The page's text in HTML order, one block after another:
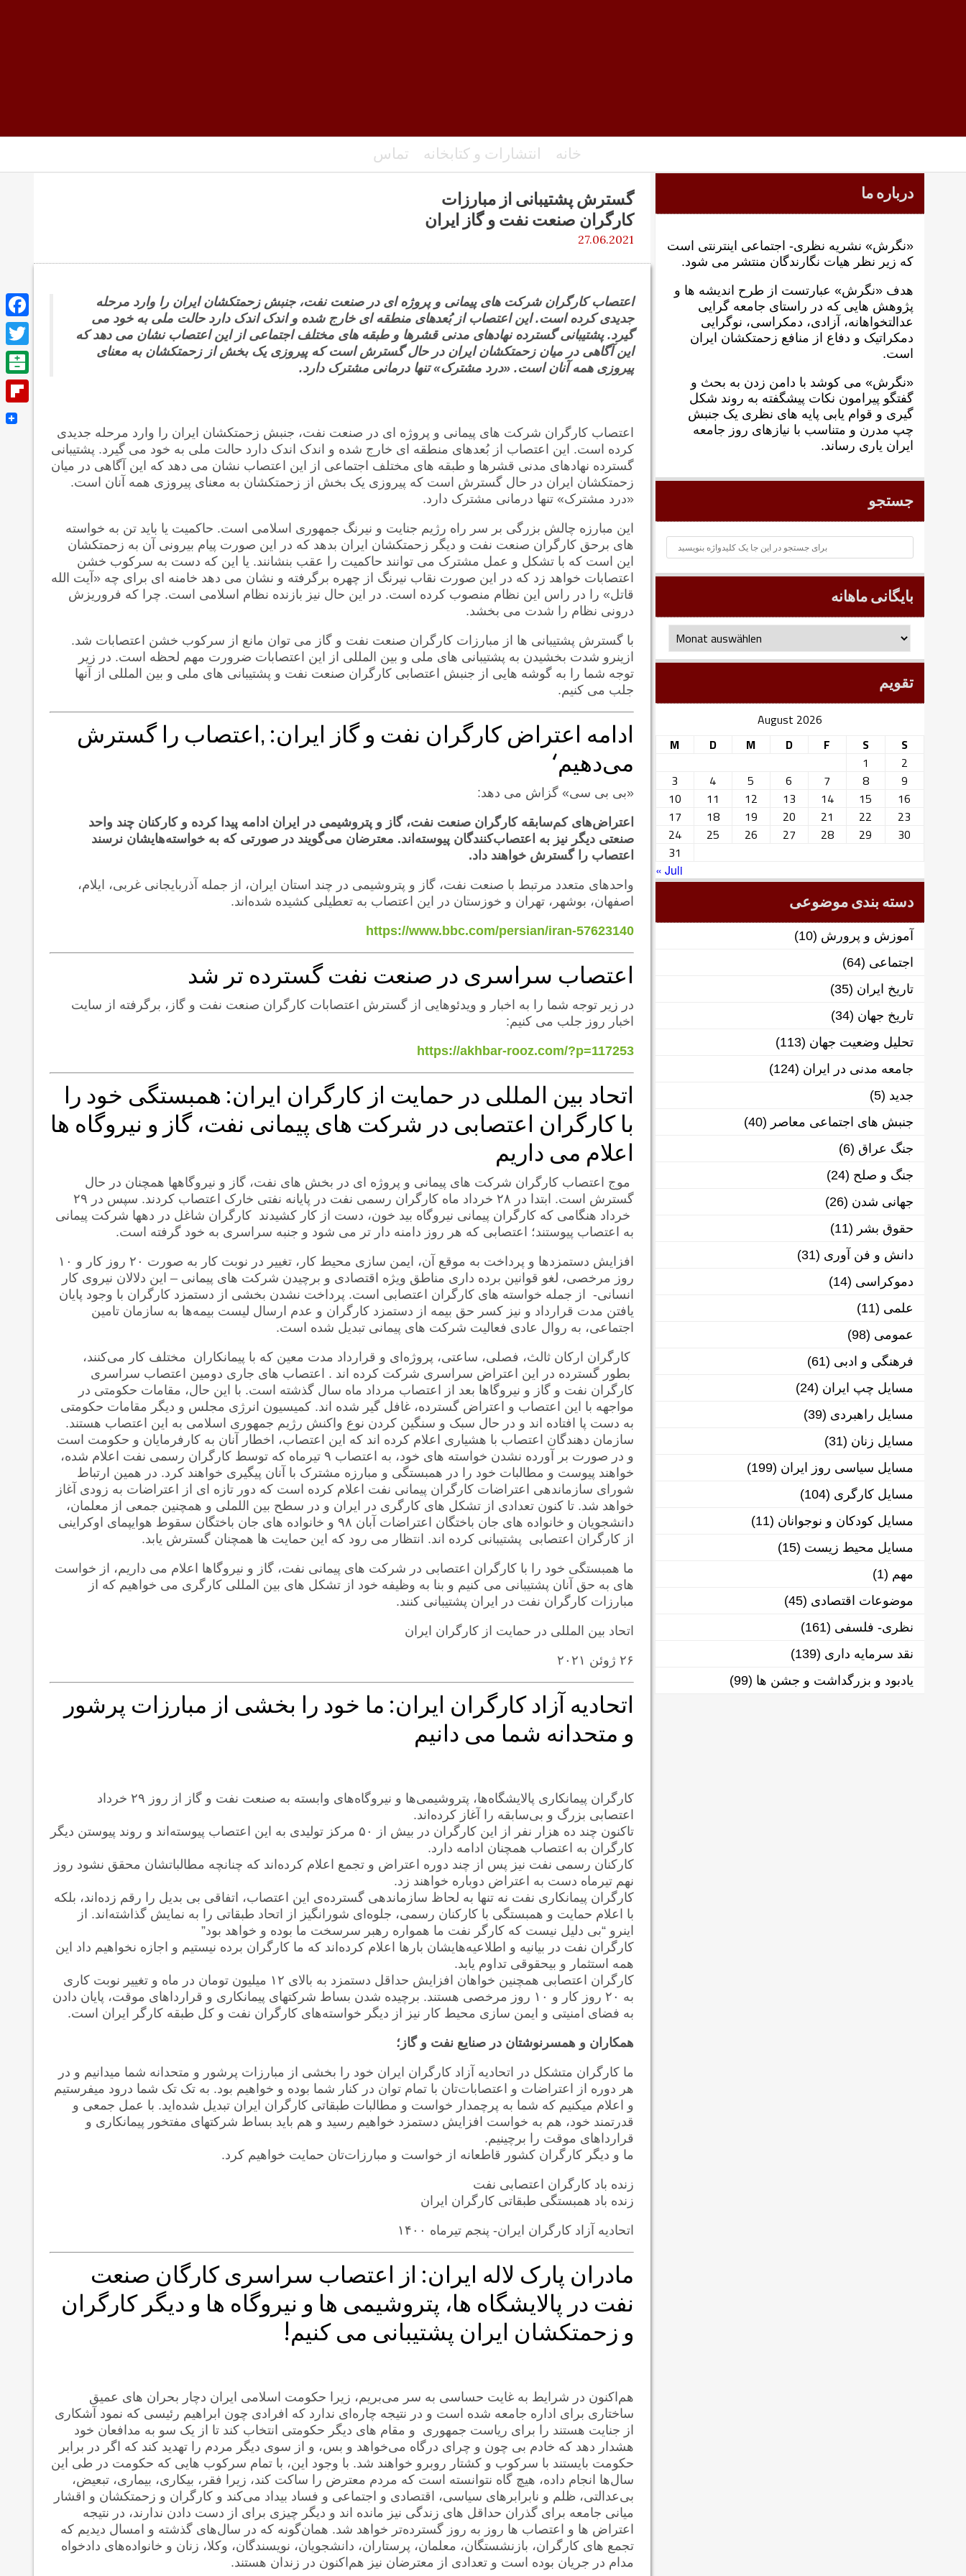
تماس انتشارات و کتابخانه خانه
گسترش پشتیبانی از مبارزات
کارگران صنعت نفت و گاز ایران
27.06.2021
اعتصاب کارگران شرکت های پیمانی و پروژه ای در صنعت نفت، جنبش زحمتکشان ایران را وارد مرحله
جدیدی کرده است. این اعتصاب از بُعدهای منطقه ای خارج شده و اندک اندک دارد حالت ملی به خود می
گیرد. پشتیبانی گسترده نهادهای مدنی قشرها و طبقه های مختلف اجتماعی از این اعتصاب نشان می دهد که
این آگاهی در میان زحمتکشان ایران در حال گسترش است که پیروزی یک بخش از زحمتکشان به معنای
پیروزی همه آنان است. «درد مشترک» تنها درمانی مشترک دارد.
اعتصاب کارگران شرکت های پیمانی و پروژه ای در صنعت نفت، جنبش زحمتکشان ایران را وارد مرحله جدیدی
کرده است. این اعتصاب از بُعدهای منطقه ای خارج شده و اندک اندک دارد حالت ملی به خود می گیرد. پشتیبانی
گسترده نهادهای مدنی قشرها و طبقه های مختلف اجتماعی از این اعتصاب نشان می دهد که این آگاهی در میان
زحمتکشان ایران در حال گسترش است که پیروزی یک بخش از زحمتکشان به معنای پیروزی همه آنان است.
«درد مشترک» تنها درمانی مشترک دارد.
این مبارزه چالش بزرگی بر سر راه رژیم جنایت و نیرنگ جمهوری اسلامی است. حاکمیت یا باید تن به خواسته
های برحق کارگران صنعت نفت و دیگر زحمتکشان ایران بدهد که در این صورت پیام بیرونی آن به زحمتکشان
این است که با تشکل و عمل مشترک می توانند حاکمیت را عقب بنشانند. یا این که دست به سرکوب خشن
اعتصابات خواهد زد که در این صورت نقاب نیرنگ از چهره برگرفته و نشان می دهد خامنه ای برای چه «آیت الله
قاتل» را در راس این نظام منصوب کرده است. در این حال نیز بازنده نظام اسلامی است. چرا که فروریزش
درونی نظام را شدت می بخشد.
با گسترش پشتیبانی ها از مبارزات کارگران صنعت نفت و گاز می توان مانع از سرکوب خشن اعتصابات شد.
ازینرو شدت بخشیدن به پشتیبانی های ملی و بین المللی از این اعتصابات ضرورت مهم لحظه است. در زیر
توجه شما را به گوشه هایی از جنبش اعتصابی کارگران صنعت نفت و پشتیبانی های ملی و بین المللی از آنها
جلب می کنیم.
ادامه اعتراض کارگران نفت و گاز ایران: ‚اعتصاب را گسترش
می‌دهیم‘
«بی بی سی» گزاش می دهد:
اعتراض‌های کم‌سابقه کارگران صنعت نفت، گاز و پتروشیمی در ایران ادامه پیدا کرده و کارکنان چند واحد
صنعتی دیگر نیز به اعتصاب‌کنندگان پیوسته‌اند. معترضان می‌گویند در صورتی که به خواسته‌هایشان نرسند
اعتصاب را گسترش خواهند داد.
واحدهای متعدد مرتبط با صنعت نفت، گاز و پتروشیمی در چند استان‌ ایران، از جمله آذربایجانی غربی، ایلام،
اصفهان، بوشهر، تهران و خوزستان در این اعتصاب به تعطیلی کشیده شده‌اند.
https://www.bbc.com/persian/iran-57623140
اعتصاب سراسری در صنعت نفت گسترده تر شد
در زیر توجه شما را به اخبار و ویدئوهایی از گسترش اعتصابات کارگران صنعت نفت و گاز، برگرفته از سایت
اخبار روز جلب می کنیم:
https://akhbar-rooz.com/?p=117253
اتحاد بین المللی در حمایت از کارگران ایران: همبستگی خود را
با کارگران اعتصابی در شرکت های پیمانی نفت، گاز و نیروگاه ها
اعلام می داریم
موج اعتصاب کارگران شرکت های پیمانی و پروژه ای در بخش های نفت، گاز و نیروگاهها همچنان در حال
گسترش است. ابتدا در ۲۸ خرداد ماه کارگران رسمی نفت در پایانه نفتی خارک اعتصاب کردند. سپس در ۲۹
خرداد هنگامی که کارگران پیمانی نیروگاه بید خون، دست از کار کشیدند کارگران شاغل در دهها شرکت پیمانی
به اعتصاب پیوستند؛ اعتصابی که هر روز دامنه دار تر می شود و جنبه سراسری به خود گرفته است.
افزایش دستمزدها و پرداخت به موقع آن، ایمن سازی محیط کار، تغییر در نوبت کار به صورت ۲۰ روز کار و ۱۰
روز مرخصی، لغو قوانین برده داری مناطق ویژه اقتصادی و برچیدن شرکت های پیمانی – این دلالان نیروی کار
انسانی- از جمله خواسته های کارگران اعتصابی است. پرداخت نشدن بخشی از دستمزد کارگران با وجود پایان
یافتن مدت قرارداد و نیز کسر حق بیمه از دستمزد کارگران و عدم ارسال لیست بیمه‌ها به سازمان تامین
اجتماعی، به روال عادی فعالیت شرکت های پیمانی تبدیل شده است.
کارگران ارکان ثالث، فصلی، ساعتی، پروژه‌ای و قرارداد مدت معین که با پیمانکاران مختلف کار می‌کنند،
بطور گسترده در این اعتراض سراسری شرکت کرده اند . اعتصاب های جاری دومین اعتصاب سراسری
کارگران نفت و گاز و نیروگاها بعد از اعتصاب مرداد ماه سال گذشته است. با این حال، مقامات حکومتی در
مواجهه با این اعتصاب و اعتراض گسترده، غافل گیر شده اند. کمیسیون انرژی مجلس و دیگر مقامات حکومتی
به دست پا افتاده اند و در حال سبک و سنگین کردن نوع واکنش رژیم جمهوری اسلامی به این اعتصاب هستند.
سازمان دهندگان اعتصاب با هشیاری اعلام کرده اند که این اعتصاب، اخطار آنان به کارفرمایان و حکومت است
و در صورت بر آورده نشدن خواسته های خود، به اعتصاب ۹ تیرماه که توسط کارگران رسمی نفت اعلام شده،
خواهند پیوست و مطالبات خود را در همبستگی و مبارزه مشترک با آنان پیگیری خواهند کرد. در همین ارتباط
شورای سازماندهی اعتراضات کارگران پیمانی نفت اعلام کرده است که دور تازه ای از اعتراضات به زودی آغاز
خواهد شد. تا کنون تعدادی از تشکل های کارگری در ایران و در سطح بین اللملی و همچنین جمعی از معلمان،
دانشجویان و خانواده های جان باختگان اعتراضات آبان ۹۸ و خانواده های جان باختگان سقوط هوایپمای اوکراینی
از کارگران اعتصابی پشتیبانی کرده اند. انتظار می رود که این حمایت ها همچنان گسترش یابد.
ما همبستگی خود را با کارگران اعتصابی در شرکت های پیمانی نفت، گاز و نیروگاها اعلام می داریم، از خواست
های به حق آنان پشتیبانی می کنیم و بنا به وظیفه خود از تشکل های بین المللی کارگری می خواهیم که از
مبارزات کارگران نفت در ایران پشتیبانی کنند.
اتحاد بین المللی در حمایت از کارگران ایران
۲۶ ژوئن ۲۰۲۱
اتحادیه آزاد کارگران ایران: ما خود را بخشی از مبارزات پرشور
‌و متحدانه شما می دانیم
کارگران پیمانکاری پالایشگاه‌ها، پتروشیمی‌ها و نیروگاه‌های وابسته به صنعت نفت و گاز از روز ۲۹ خرداد
اعتصابی بزرگ و بی‌سابقه را آغاز کرده‌اند.
تاکنون چند ده هزار نفر از این کارگران در بیش از ۵۰ مرکز تولیدی به این اعتصاب پیوسته‌اند و روند پیوستن دیگر
کارگران به اعتصاب همچنان ادامه دارد.
کارکنان رسمی نفت نیز پس از چند دوره اعتراض و تجمع اعلام کرده‌اند که چنانچه مطالباتشان محقق نشود روز
نهم تیرماه دست به اعتراض دوباره خواهند زد.
کارگران پیمانکاری نفت نه تنها به لحاظ سازماندهی گسترده‌ی این اعتصاب، اتفاقی بی بدیل را رقم زده‌اند، بلکه
با اعلام حمایت و همبستگی با کارکنان رسمی، جلوه‌ای شورانگیز از اتحاد طبقاتی را به نمایش گذاشته‌اند. از
اینرو “بی دلیل نیست که کارگر نفت ما همواره رهبر سرسخت ما بوده و خواهد بود”
کارگران نفت در بیانیه و اطلاعیه‌هایشان بارها اعلام کرده‌اند که ما کارگران برده نیستیم و اجازه نخواهیم داد این
همه استثمار و بیحقوقی تداوم یابد.
کارگران اعتصابی همچنین خواهان افزایش حداقل دستمزد به بالای ۱۲ میلیون تومان در ماه و تغییر نوبت کاری
به ۲۰ روز کار و ۱۰ روز مرخصی هستند. برچیده شدن بساط شرکتهای پیمانکاری و قرارداهای موقت، پایان دادن
به فضای امنیتی و ایمن سازی محیط کار نیز از دیگر خواسته‌های کارگران نفت و کل طبقه کارگر ایران است.
همکاران و همسرنوشتان در صنایع نفت و گاز؛
ما کارگران متشکل در اتحادیه آزاد کارگران ایران خود را بخشی از مبارزات پرشور ‌و متحدانه شما میدانیم و در
هر دوره از اعتراضات و اعتصابات‌تان با تمام توان در کنار شما بوده و خواهیم بود. به تک تک شما درود میفرستیم
و اعلام میکنیم که شما به پرچمدار خواست و مطالبات طبقاتی کارگران ایران تبدیل شده‌اید. با عمل جمعی و
قدرتمند خود، هم به خواست افزایش دستمزد خواهیم رسید و هم باید بساط شرکتهای مفتخور پیمانکاری و
قرارداهای موقت را برچینیم.
ما و دیگر کارگران کشور قاطعانه از خواست و مبارزات‌تان حمایت خواهیم کرد.
زنده باد کارگران اعتصابی نفت
زنده باد همبستگی طبقاتی کارگران ایران
اتحادیه آزاد کارگران ایران- پنجم تیرماه ۱۴۰۰
مادران پارک لاله ایران: از اعتصاب سراسری کارگان صنعت
نفت در پالایشگاه ها، پتروشیمی ها و نیروگاه ها و دیگر کارگران
و زحمتکشان ایران پشتیبانی می کنیم!
هم‌اکنون در شرایط به غایت حساسی به سر می‌بریم، زیرا حکومت اسلامی ایران دچار بحران های عمیق
ساختاری برای اداره جامعه شده است و در نتیجه چاره‌ای ندارد که افرادی چون ابراهیم رئیسی که نمود آشکاری
از جنایت هستند را برای ریاست جمهوری و مقام های دیگر حکومتی انتخاب کند تا از یک سو به مدافعان خود
هشدار دهد که خادم بی چون و چرای درگاه می‌خواهد و بس، و از سوی دیگر مردم را تهدید کند که اگر در برابر
حکومت بایستند با سرکوب و کشتار روبرو خواهند شد. با وجود این، با تمام سرکوب هایی که حکومت در طی این
سال‌ها انجام داده، هیچ گاه نتوانسته است که مردم معترض را ساکت کند، زیرا فقر، بیکاری، بیماری، تبعیض،
بی‌عدالتی، ظلم و نابرابرهای سیاسی، اقتصادی و اجتماعی و فساد بیداد می‌کند و کارگران و زحمتکشان و اقشار
میانی جامعه برای گذران حداقل های زندگی نیز مانده اند و دیگر چیزی برای از دست دادن ندارند، در نتیجه
اعتراض ها و اعتصاب ها روز به روز گسترده‌تر خواهد شد. همان‌گونه که در سال‌های گذشته و امسال دیدیم که
تجمع های کارگران، بازنشستگان، معلمان، پرستاران، دانشجویان، نویسندگان، وکلا، زنان و خانواده‌های دادخواه
مدام در جریان بوده است و تعدادی از معترضان نیز هم‌اکنون در زندان هستند.
درباره ما
«نگرش» نشریه نظری- اجتماعی اینترنتی است
که زير نظر هيات نگارندگان منتشر می شود.
هدف «نگرش» عبارتست از طرح انديشه ها و
پژوهش هايی که در راستای جامعه گرايی
عدالتخواهانه، آزادی، دمکراسی، نوگرايی
دمکراتيک و دفاع از منافع زحمتکشان ايران
است.
«نگرش» می کوشد با دامن زدن به بحث و
گفتگو پيرامون نکات پیشگفته به روند شکل
گيری و قوام يابی پايه های نظری يک جنبش
چپ مدرن و متناسب با نيازهای روز جامعه
ايران ياری رساند.
جستجو
بایگانی ماهانه
بایگانی
ماهانه
تقویم
August 2026
M
D M D F S
S
1
2
3
4 5 6 7 8
9
10
11 12 13 14 15
16
17
18 19 20 21 22
23
24
25 26 27 28 29
30
31
« Juli
دسته بندی موضوعی
آموزش و پرورش (10)
اجتماعی (64)
تاریخ ایران (35)
تاریخ جهان (34)
تحلیل وضعیت جهان (113)
جامعه مدنی در ایران (124)
جدید (5)
جنبش های اجتماعی معاصر (40)
جنگ عراق (6)
جنگ و صلح (24)
جهانی شدن (26)
حقوق بشر (11)
دانش و فن آوری (31)
دموکراسی (14)
علمی (11)
عمومی (98)
فرهنگی و ادبی (61)
مسایل چپ ایران (24)
مسایل راهبردی (39)
مسایل زنان (31)
مسایل سیاسی روز ایران (199)
مسایل کارگری (104)
مسایل کودکان و نوجوانان (11)
مسایل محیط زیست (15)
مهم (1)
موضوعات اقتصادی (45)
نظری- فلسفی (161)
نقد سرمایه داری (139)
یادبود و بزرگداشت و جشن ها (99)
Facebook
Twitter
Balatarin
Flipboard